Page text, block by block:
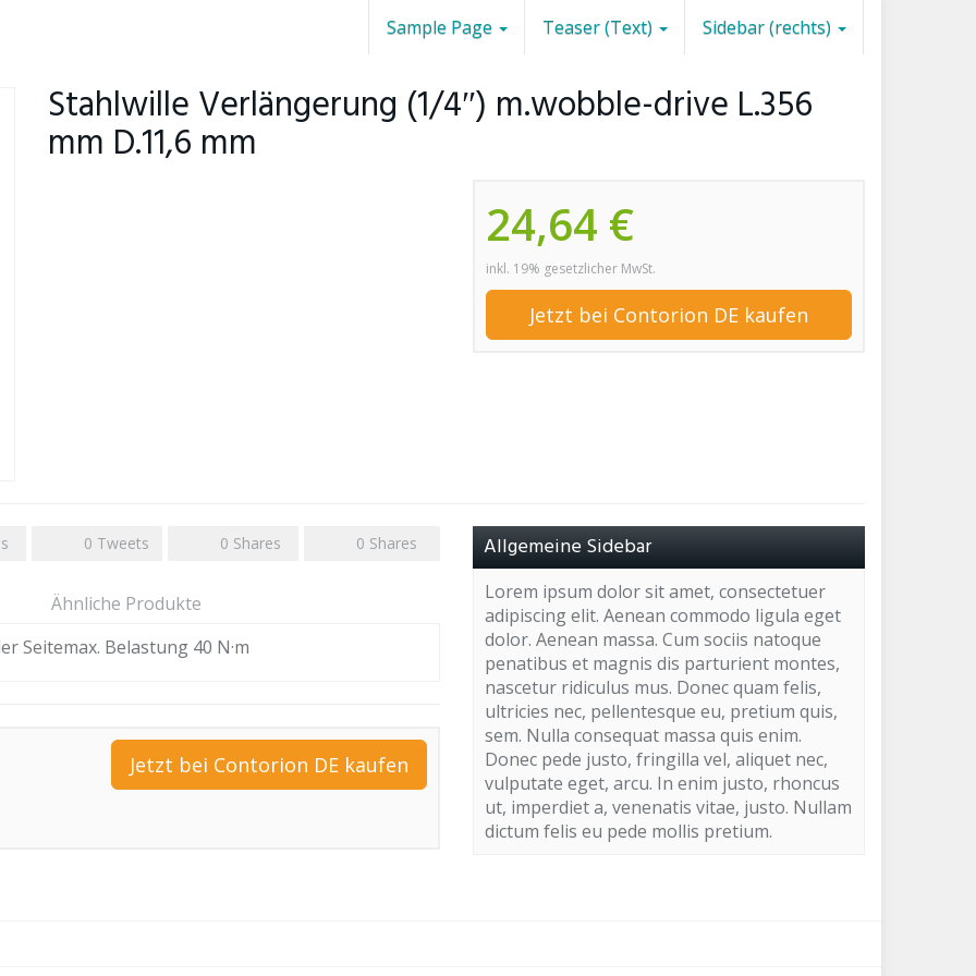
Sample Page Teaser (Text) Sidebar (rechts)
Stahlwille Verlängerung (1/4″) m.wobble-drive L.356
mm D.11,6 mm
24,64 €
inkl. 19% gesetzlicher MwSt.
Jetzt bei Contorion DE kaufen
0 Tweets 0 Shares 0 Shares
Ähnliche Produkte
Seitemax. Belastung 40 N·m
Jetzt bei Contorion DE kaufen
Allgemeine Sidebar
Lorem ipsum dolor sit amet, consectetuer
adipiscing elit. Aenean commodo ligula eget
dolor. Aenean massa. Cum sociis natoque
penatibus et magnis dis parturient montes,
nascetur ridiculus mus. Donec quam felis,
ultricies nec, pellentesque eu, pretium quis,
sem. Nulla consequat massa quis enim.
Donec pede justo, fringilla vel, aliquet nec,
vulputate eget, arcu. In enim justo, rhoncus
ut, imperdiet a, venenatis vitae, justo. Nullam
dictum felis eu pede mollis pretium.